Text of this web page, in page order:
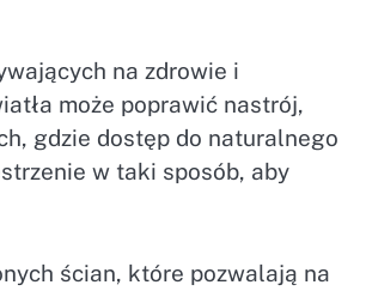
na zdrowie i
może poprawić nastrój,
gdzie dostęp do naturalnego
w taki sposób, aby
ścian, które pozwalają na